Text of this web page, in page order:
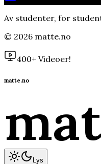
Av studenter, for
© 2026 matte.no
400+ Videoer!
matte.no
Lys